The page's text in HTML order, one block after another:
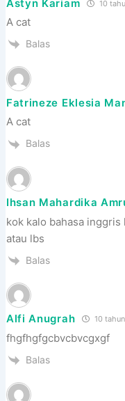
Astyn Kariam 10
A cat
Balas
Fatrineze Eklesia
A cat
Balas
Ihsan Mahardika
kok kalo bahasa
atau lbs
Balas
Alfi Anugrah 10
fhgfhgfgcbvcbvcgxgf
Balas